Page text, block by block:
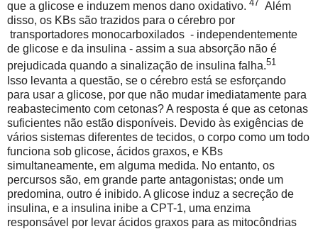
que a glicose e induzem menos dano oxidativo. 47 Além
disso, os KBs são trazidos para o cérebro por
transportadores monocarboxilados - independentemente
de glicose e da insulina - assim a sua absorção não é
prejudicada quando a sinalização de insulina falha.51
Isso levanta a questão, se o cérebro está se esforçando
para usar a glicose, por que não mudar imediatamente para
reabastecimento com cetonas? A resposta é que as cetonas
suficientes não estão disponíveis. Devido às exigências de
vários sistemas diferentes de tecidos, o corpo como um todo
funciona sob glicose, ácidos graxos, e KBs
simultaneamente, em alguma medida. No entanto, os
percursos são, em grande parte antagonistas; onde um
predomina, outro é inibido. A glicose induz a secreção de
insulina, e a insulina inibe a CPT-1, uma enzima
responsável por levar ácidos graxos para as mitocôndrias